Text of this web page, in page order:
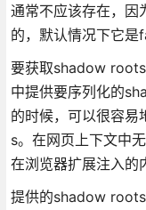
通常不应该存在，
的，默认情况下它是
要获取shadow
中提供要序列化的
的时候，可以很容
s。在网页上下文中
在浏览器扩展注入的
提供的shadow